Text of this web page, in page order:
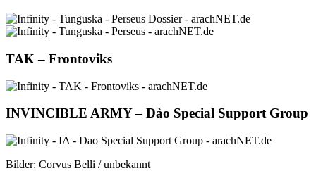
TAK – Frontoviks
INVINCIBLE ARMY – Dào Special Support Group
Bilder: Corvus Belli / unbekannt